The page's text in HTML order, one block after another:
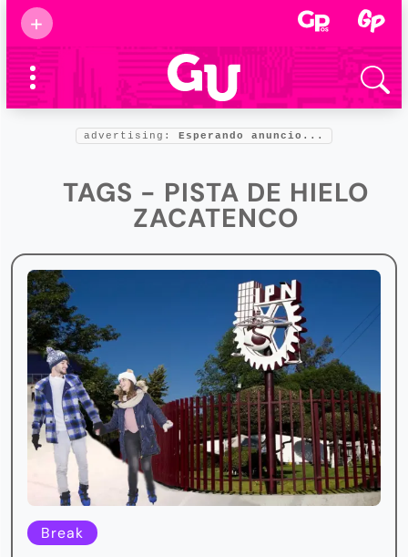
+
Supermamás
2025
Marcas de
confianza
Foro salud
advertising: Esperando anuncio...
TAGS - PISTA DE HIELO
ZACATENCO
Break